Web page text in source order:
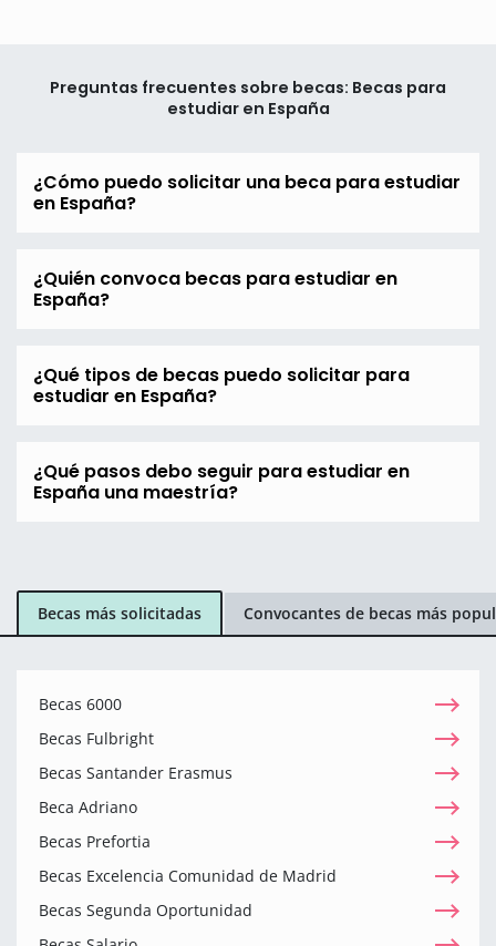
Preguntas frecuentes sobre becas: Becas para
estudiar en España
¿Cómo puedo solicitar una beca para estudiar
en España?
¿Quién convoca becas para estudiar en
España?
¿Qué tipos de becas puedo solicitar para
estudiar en España?
¿Qué pasos debo seguir para estudiar en
España una maestría?
Becas más solicitadas Convocantes de becas más
Becas 6000
Becas Fulbright
Becas Santander Erasmus
Beca Adriano
Becas Prefortia
Becas Excelencia Comunidad de Madrid
Becas Segunda Oportunidad